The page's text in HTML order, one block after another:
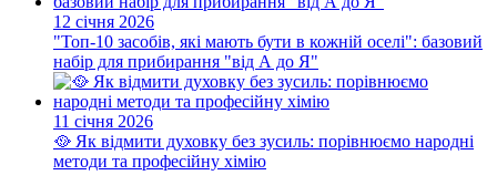
12 січня 2026
"Топ-10 засобів, які мають бути в кожній оселі": базовий
набір для прибирання "від А до Я"
11 січня 2026
🥘 Як відмити духовку без зусиль: порівнюємо народні
методи та професійну хімію